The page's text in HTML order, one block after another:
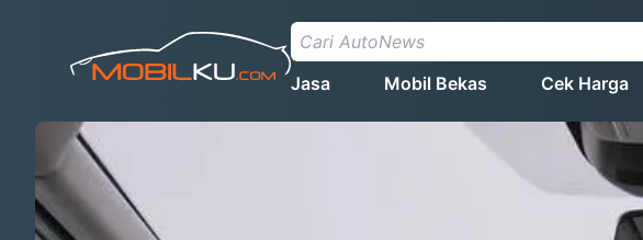
Jasa Mobil Bekas Cek Harga